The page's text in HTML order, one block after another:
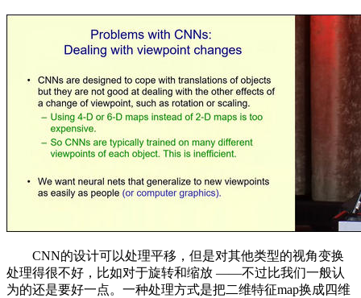
CNN的设计可以处理平移，但是对其他类型的视角变换
处理得很不好，比如对于旋转和缩放 ——不过比我们一般认
为的还是要好一点。一种处理方式是把二维特征map换成四维